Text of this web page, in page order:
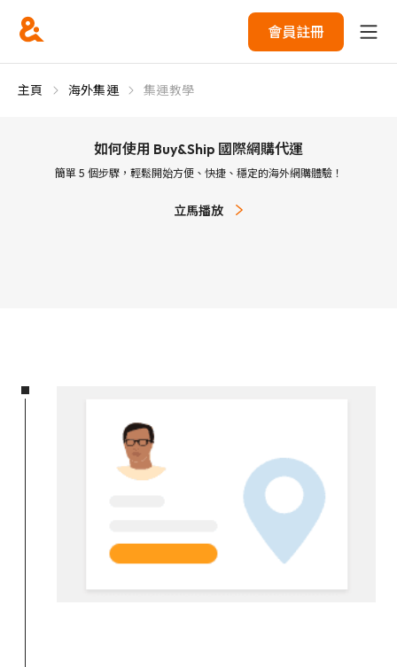
會員註冊
主頁 海外集運 集運教學
如何使用 Buy&Ship 國際網購代運
簡單 5 個步驟，輕鬆開始方便、快捷、穩定的海外網購體驗！
立馬播放